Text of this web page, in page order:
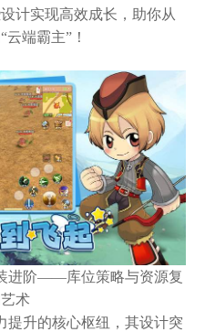
计实现高效成长，助你从
云端霸主”！
进阶——库位策略与资源复
术
提升的核心枢纽，其设计突